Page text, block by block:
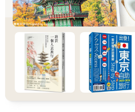
蚤市場Arena Hallentrödelmarkt。
04 晃一圈獨立書店
在柏林說獨立書店很奇怪，因為本來
店。除了文化百貨Dussmann，幾乎
本經營的獨立書店。想買二手書，到跳
BerlinerBüchertisch；想逛最有設計感
qm；喜歡恐怖小說，Hammett 和
Buchhandlung 等著你；要邊吃邊看，